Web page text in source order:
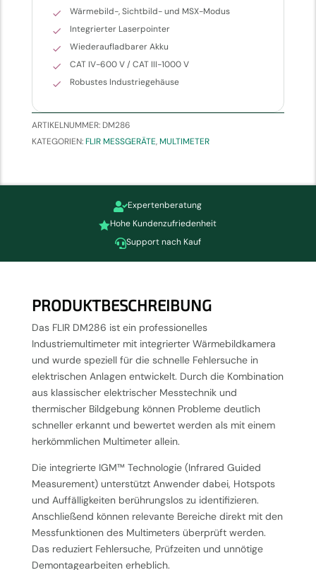
Wärmebild-, Sichtbild- und MSX-Modus
Integrierter Laserpointer
Wiederaufladbarer Akku
CAT IV-600 V / CAT III-1000 V
Robustes Industriegehäuse
ARTIKELNUMMER: DM286
KATEGORIEN:FLIR MESSGERÄTE,MULTIMETER
Expertenberatung
Hohe Kundenzufriedenheit
Support nach Kauf
PRODUKTBESCHREIBUNG
Das FLIR DM286 ist ein professionelles
Industriemultimeter mit integrierter Wärmebildkamera
und wurde speziell für die schnelle Fehlersuche in
elektrischen Anlagen entwickelt. Durch die Kombination
aus klassischer elektrischer Messtechnik und
thermischer Bildgebung können Probleme deutlich
schneller erkannt und bewertet werden als mit einem
herkömmlichen Multimeter allein.
Die integrierte IGM™ Technologie (Infrared Guided
Measurement) unterstützt Anwender dabei, Hotspots
und Auffälligkeiten berührungslos zu identifizieren.
Anschließend können relevante Bereiche direkt mit den
Messfunktionen des Multimeters überprüft werden.
Das reduziert Fehlersuche, Prüfzeiten und unnötige
Demontagearbeiten erheblich.